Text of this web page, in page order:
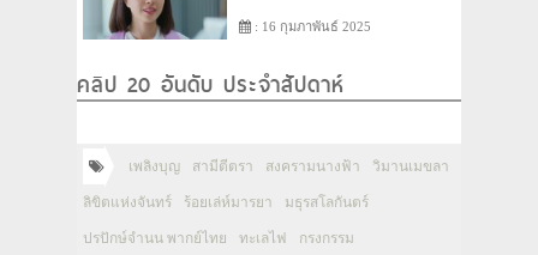
: 16 กุมภาพันธ์ 2025
คลิป 20 อันดับ ประจำสัปดาห์
เพลิงบุญ สามีตีตรา สงครามนางฟ้า วิมานเมขลา
ลิขิตแห่งจันทร์ ร้อยเล่ห์มารยา มธุรสโลกันตร์
ปรปักษ์จำนน พากย์ไทย ทะเลไฟ กรงกรรม